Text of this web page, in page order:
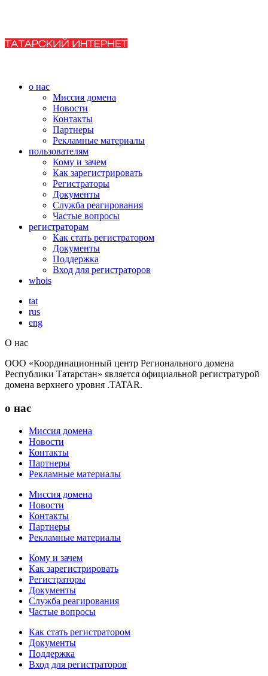
о нас
Миссия домена
Новости
Контакты
Партнеры
Рекламные материалы
пользователям
Кому и зачем
Как зарегистрировать
Регистраторы
Документы
Служба реагирования
Частые вопросы
регистраторам
Как стать регистратором
Документы
Поддержка
Вход для регистраторов
whois
tat
rus
eng
О нас
ООО «Координационный центр Регионального домена
Республики Татарстан» является официальной регистратурой
домена верхнего уровня .TATAR.
о нас
Миссия домена
Новости
Контакты
Партнеры
Рекламные материалы
Миссия домена
Новости
Контакты
Партнеры
Рекламные материалы
Кому и зачем
Как зарегистрировать
Регистраторы
Документы
Служба реагирования
Частые вопросы
Как стать регистратором
Документы
Поддержка
Вход для регистраторов